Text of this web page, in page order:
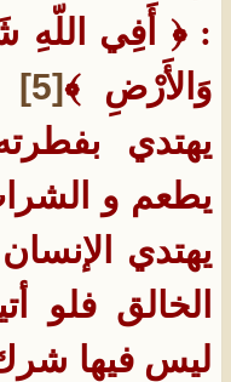
: ﴿ أَفِي اللّهِ
وَالأَرْضِ ﴾[5]
يهتدي
يطعم و
يهتدي
الخالق فلو
ليس فيها